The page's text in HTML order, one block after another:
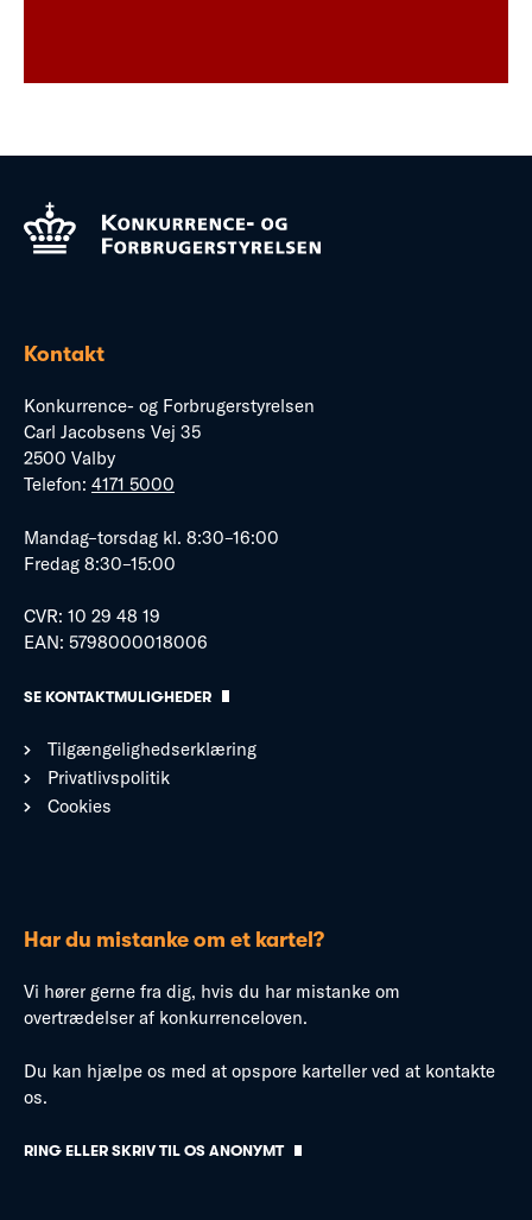
Kontakt
Konkurrence- og Forbrugerstyrelsen
Carl Jacobsens Vej 35
2500 Valby
Telefon: 4171 5000
Mandag–torsdag kl. 8:30–16:00
Fredag 8:30–15:00
CVR: 10 29 48 19
EAN: 5798000018006
SE KONTAKTMULIGHEDER
Tilgængelighedserklæring
Privatlivspolitik
Cookies
Har du mistanke om et kartel?
Vi hører gerne fra dig, hvis du har mistanke om
overtrædelser af konkurrenceloven.
Du kan hjælpe os med at opspore karteller ved at kontakte
os.
RING ELLER SKRIV TIL OS ANONYMT